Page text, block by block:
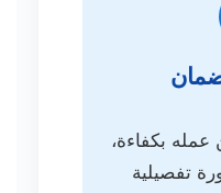
عمله بكفاءة،
تفصيلية